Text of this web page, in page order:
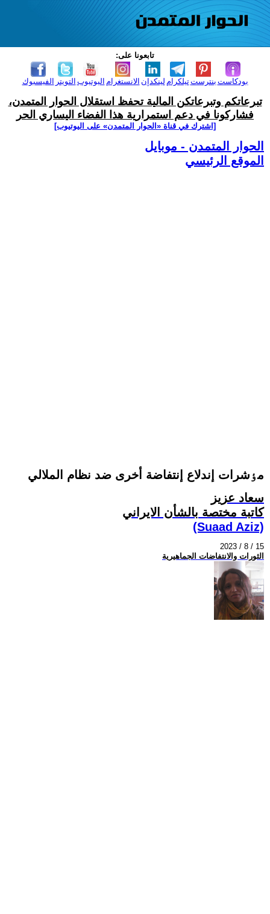
تابعونا على:
الفيسبوك التويتر اليوتيوب الانستغرام لينكدإن تيلكرامبنترست بودكاست
تبرعاتكم وتبرعاتكن المالية تحفظ استقلال الحوار المتمدن،
فشاركونا في دعم استمرارية هذا الفضاء اليساري الحر
[اشترك في قناة ‫«الحوار المتمدن» على اليوتيوب]
الحوار المتمدن - موبايل
الموقع الرئيسي
مٶشرات إندلاع إنتفاضة أخرى ضد نظام الملالي
سعاد عزيز
کاتبة مختصة بالشأن الايراني
(Suaad Aziz)
2023 / 8 / 15
الثورات والانتفاضات الجماهيرية